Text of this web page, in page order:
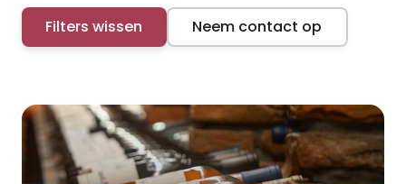
Filters wissen Neem contact op